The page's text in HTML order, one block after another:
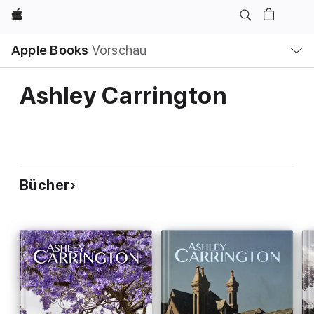
Apple
Apple Books Vorschau
Navigation
Menü
öffnen
Ashley Carrington
Bücher